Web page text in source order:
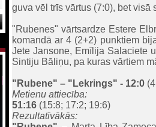
guva vēl trīs vārtus (7:0), bet
"Rubenes" vārtsardze Estere
komandā ar 4 (2+2) punktiem
Jete Jansone, Emīlija Salaciete
Sintiju Bāliņu, pa kuras vārtiem
"Rubene" – "Lekrings" - 12:0
Metienu attiecība:
51:16 (15:8; 17:2; 19:6)
Rezultatīvākās: